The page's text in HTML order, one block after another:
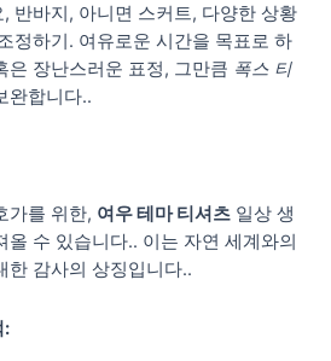
반바지, 아니면 스커트, 다양한 상황
정하기. 여유로운 시간을 목표로 하
은 장난스러운 표정, 그만큼 폭스 티
완합니다..
가를 위한, 여우 테마 티셔츠 일상 생
올 수 있습니다.. 이는 자연 세계와의
한 감사의 상징입니다..
: